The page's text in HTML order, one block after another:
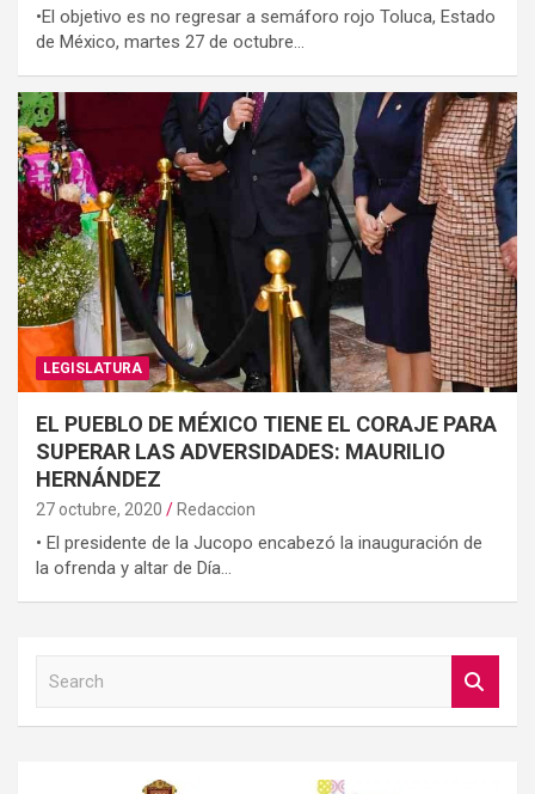
•El objetivo es no regresar a semáforo rojo Toluca, Estado
de México, martes 27 de octubre…
LEGISLATURA
EL PUEBLO DE MÉXICO TIENE EL CORAJE PARA
SUPERAR LAS ADVERSIDADES: MAURILIO
HERNÁNDEZ
27 octubre, 2020 Redaccion
• El presidente de la Jucopo encabezó la inauguración de
la ofrenda y altar de Día…